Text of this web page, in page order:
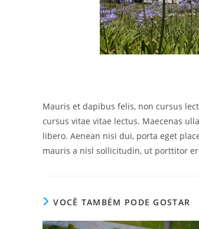
Mauris et dapibus felis, non cursus
cursus vitae vitae lectus. Maecenas
libero. Aenean nisi dui, porta eget
mauris a nisl sollicitudin, ut porttitor
VOCÊ TAMBÉM PODE GOSTAR